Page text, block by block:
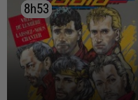
8h53
8h53